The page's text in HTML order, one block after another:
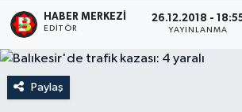
HABER MERKEZI
EDITÖR
26.12.2018 -
YAYINLANMA
Paylaş